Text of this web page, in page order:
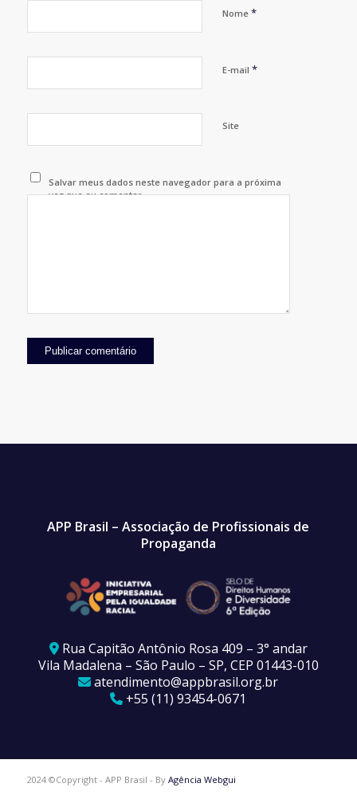
Nome *
E-mail *
Site
Salvar meus dados neste navegador para a próxima
vez que eu comentar.
APP Brasil – Associação de Profissionais de
Propaganda
Rua Capitão Antônio Rosa 409 – 3° andar
Vila Madalena – São Paulo – SP, CEP 01443-010
atendimento@appbrasil.org.br
+55 (11) 93454-0671
2024 ©Copyright - APP Brasil - By Agência Webgui